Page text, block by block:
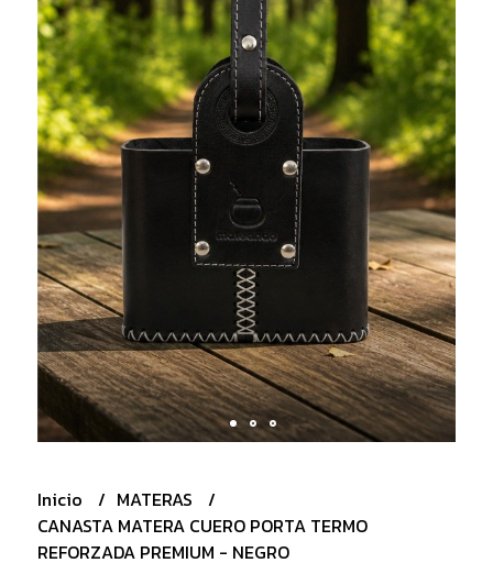
Inicio
MATERAS
CANASTA MATERA CUERO PORTA TERMO
REFORZADA PREMIUM - NEGRO